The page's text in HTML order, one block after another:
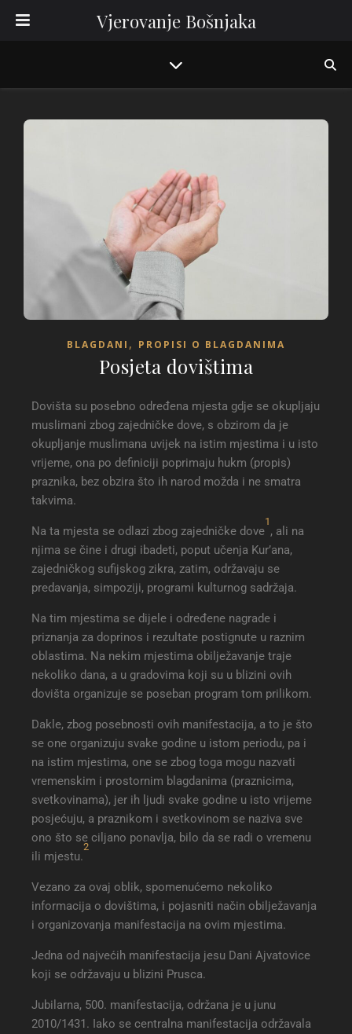
Vjerovanje Bošnjaka
BLAGDANI , PROPISI O BLAGDANIMA
Posjeta dovištima
Dovišta su posebno određena mjesta gdje se okupljaju
muslimani zbog zajedničke dove, s obzirom da je
okupljanje muslimana uvijek na istim mjestima i u isto
vrijeme, ona po definiciji poprimaju hukm (propis)
praznika, bez obzira što ih narod možda i ne smatra
takvima.
Na ta mjesta se odlazi zbog zajedničke dove
1
, ali na
njima se čine i drugi ibadeti, poput učenja Kur’ana,
zajedničkog sufijskog zikra, zatim, održavaju se
predavanja, simpoziji, programi kulturnog sadržaja.
Na tim mjestima se dijele i određene nagrade i
priznanja za doprinos i rezultate postignute u raznim
oblastima. Na nekim mjestima obilježavanje traje
nekoliko dana, a u gradovima koji su u blizini ovih
dovišta organizuje se poseban program tom prilikom.
Dakle, zbog posebnosti ovih manifestacija, a to je što
se one organizuju svake godine u istom periodu, pa i
na istim mjestima, one se zbog toga mogu nazvati
vremenskim i prostornim blagdanima (praznicima,
svetkovinama), jer ih ljudi svake godine u isto vrijeme
posjećuju, a praznikom i svetkovinom se naziva sve
ono što se ciljano ponavlja, bilo da se radi o vremenu
ili mjestu.
2
Vezano za ovaj oblik, spomenućemo nekoliko
informacija o dovištima, i pojasniti način obilježavanja
i organizovanja manifestacija na ovim mjestima.
Jedna od najvećih manifestacija jesu Dani Ajvatovice
koji se održavaju u blizini Prusca.
Jubilarna, 500. manifestacija, održana je u junu
2010/1431. Iako se centralna manifestacija održavala